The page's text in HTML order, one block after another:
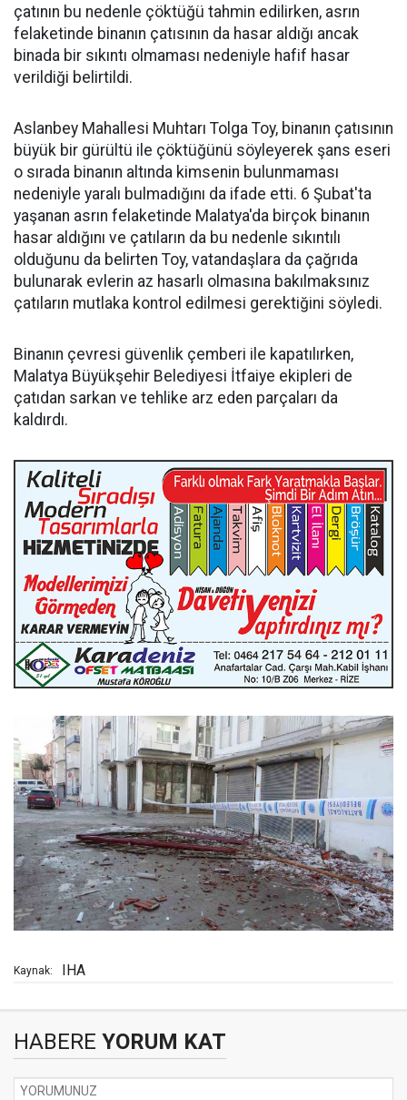
çatının bu nedenle çöktüğü tahmin edilirken, asrın
felaketinde binanın çatısının da hasar aldığı ancak
binada bir sıkıntı olmaması nedeniyle hafif hasar
verildiği belirtildi.
Aslanbey Mahallesi Muhtarı Tolga Toy, binanın çatısının
büyük bir gürültü ile çöktüğünü söyleyerek şans eseri
o sırada binanın altında kimsenin bulunmaması
nedeniyle yaralı bulmadığını da ifade etti. 6 Şubat'ta
yaşanan asrın felaketinde Malatya'da birçok binanın
hasar aldığını ve çatıların da bu nedenle sıkıntılı
olduğunu da belirten Toy, vatandaşlara da çağrıda
bulunarak evlerin az hasarlı olmasına bakılmaksınız
çatıların mutlaka kontrol edilmesi gerektiğini söyledi.
Binanın çevresi güvenlik çemberi ile kapatılırken,
Malatya Büyükşehir Belediyesi İtfaiye ekipleri de
çatıdan sarkan ve tehlike arz eden parçaları da
kaldırdı.
Kaynak: IHA
HABERE YORUM KAT